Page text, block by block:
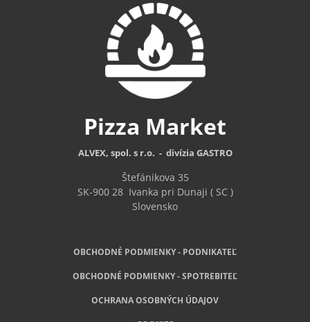
Pizza Market
ALVEX, spol. s r.o. - divízia GASTRO
Štefánikova 35
SK-900 28Ivanka pri Dunaji ( SC )
Slovensko
OBCHODNÉ PODMIENKY - PODNIKATEĽ
OBCHODNÉ PODMIENKY - SPOTREBITEĽ
OCHRANA OSOBNÝCH ÚDAJOV